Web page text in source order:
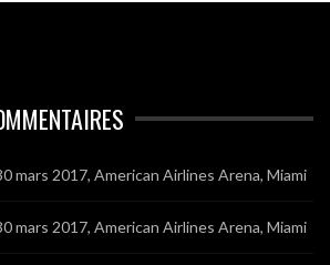
mars 2017, American Airlines Arena, Miami
mars 2017, American Airlines Arena, Miami